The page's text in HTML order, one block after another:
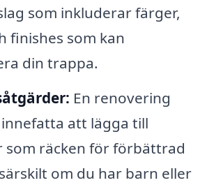
som inkluderar färger,
finishes som kan
din trappa.
En renovering
innefatta att lägga till
som räcken för förbättrad
om du har barn eller